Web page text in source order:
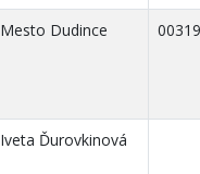
Mesto Dudince
Iveta Ďurovkinová